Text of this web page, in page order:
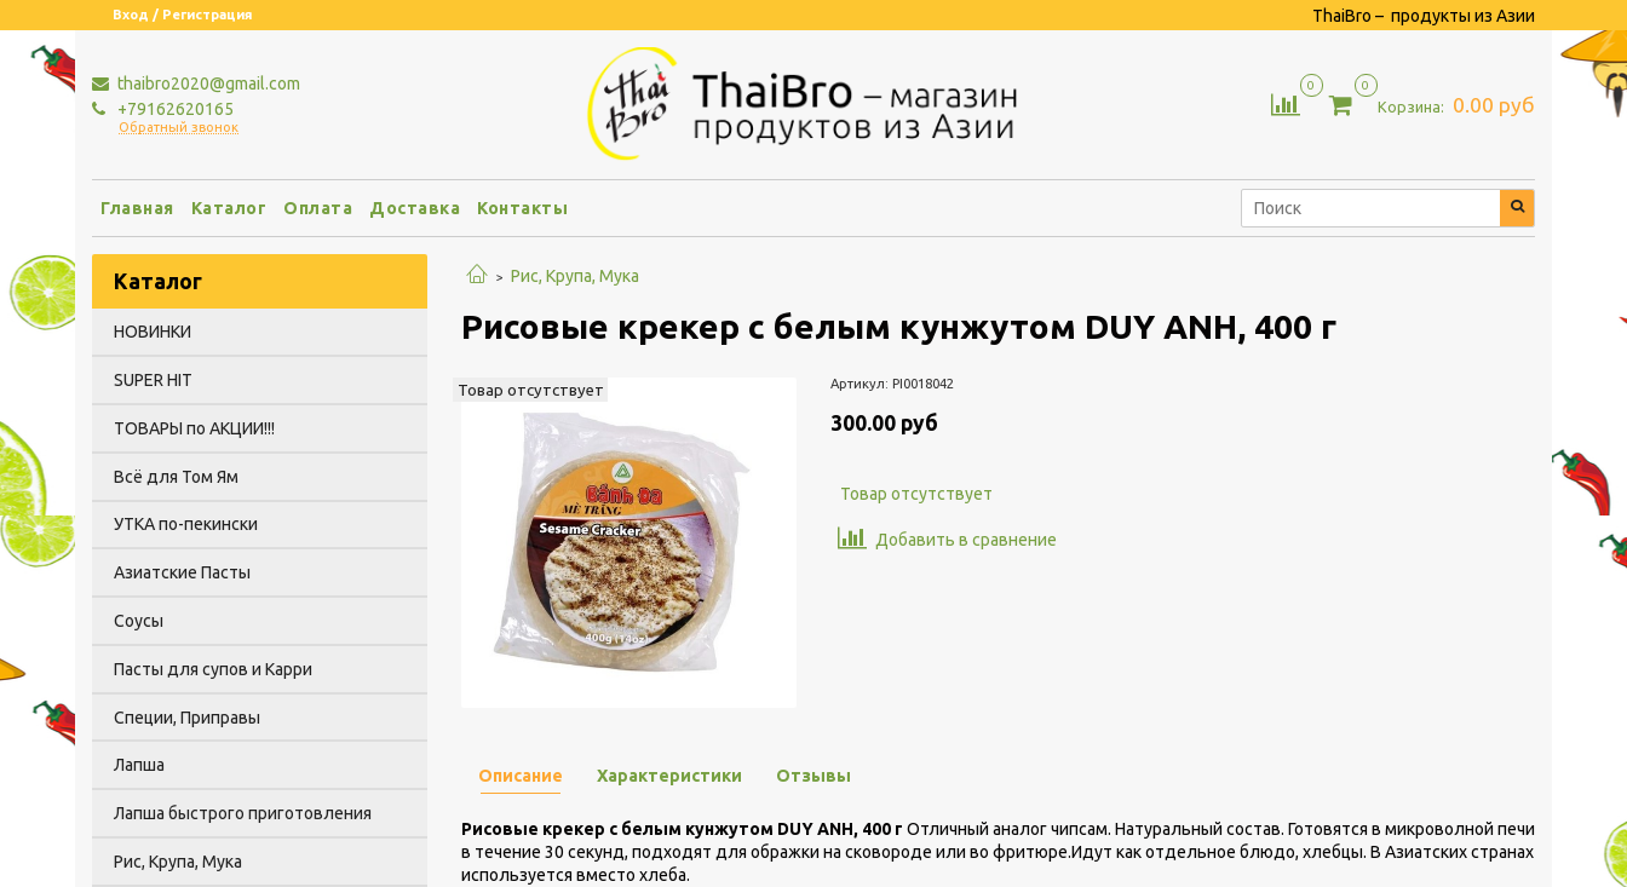
Вход / Регистрация ThaiBro – продукты из Азии
thaibro2020@gmail.com
+79162620165
Обратный звонок
0 0
Корзина: 0.00 руб
Главная Каталог Оплата Доставка Контакты
Рис, Крупа, Мука
Рисовые крекер с белым кунжутом DUY ANH, 400 г
Товар отсутствует Артикул: PI0018042
300.00 руб
Товар отсутствует
Добавить в сравнение
Описание
Рисовые крекер с белым кунжутом DUY ANH, 400 г Отличный аналог чипсам. Натуральный состав. Готовятся в микроволной печи
в течение 30 секунд, подходят для ображки на сковороде или во фритюре.Идут как отдельное блюдо, хлебцы. В Азиатских странах
используется вместо хлеба.
Характеристики Отзывы
Каталог
НОВИНКИ
SUPER HIT
ТОВАРЫ по АКЦИИ!!!
Всё для Том Ям
УТКА по-пекински
Азиатские Пасты
Соусы
Пасты для супов и Карри
Специи, Приправы
Лапша
Лапша быстрого приготовления
Рис, Крупа, Мука